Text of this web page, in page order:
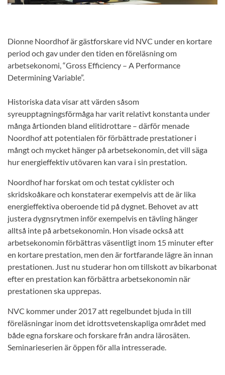
Dionne Noordhof är gästforskare vid NVC under en kortare
period och gav under den tiden en föreläsning om
arbetsekonomi, “Gross Efficiency – A Performance
Determining Variable”.
Historiska data visar att värden såsom
syreupptagningsförmåga har varit relativt konstanta under
många årtionden bland elitidrottare – därför menade
Noordhof att potentialen för förbättrade prestationer i
mångt och mycket hänger på arbetsekonomin, det vill säga
hur energieffektiv utövaren kan vara i sin prestation.
Noordhof har forskat om och testat cyklister och
skridskoåkare och konstaterar exempelvis att de är lika
energieffektiva oberoende tid på dygnet. Behovet av att
justera dygnsrytmen inför exempelvis en tävling hänger
alltså inte på arbetsekonomin. Hon visade också att
arbetsekonomin förbättras väsentligt inom 15 minuter efter
en kortare prestation, men den är fortfarande lägre än innan
prestationen. Just nu studerar hon om tillskott av bikarbonat
efter en prestation kan förbättra arbetsekonomin när
prestationen ska upprepas.
NVC kommer under 2017 att regelbundet bjuda in till
föreläsningar inom det idrottsvetenskapliga området med
både egna forskare och forskare från andra lärosäten.
Seminarieserien är öppen för alla intresserade.